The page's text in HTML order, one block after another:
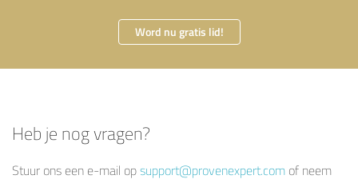
Word nu gratis lid!
Heb je nog vragen?
Stuur ons een e-mail opsupport@provenexpert.com of neem